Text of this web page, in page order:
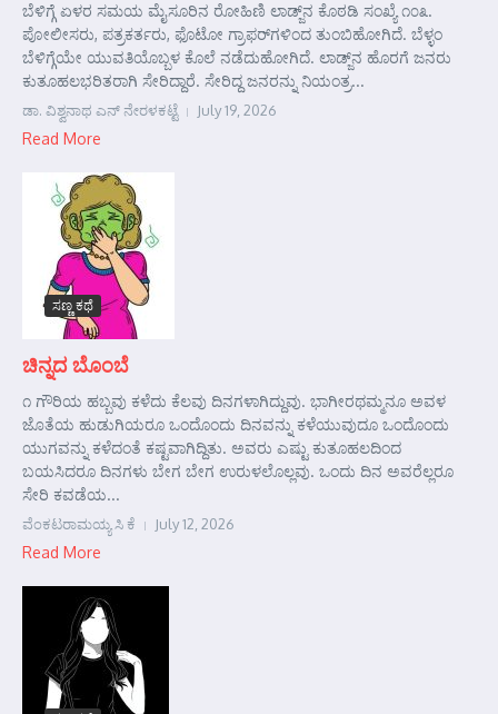
ಬೆಳಿಗ್ಗೆ ಏಳರ ಸಮಯ ಮೈಸೂರಿನ ರೋಹಿಣಿ ಲಾಡ್ಜ್‌ನ ಕೊಠಡಿ ಸಂಖ್ಯೆ ೧೦೩.
ಪೋಲೀಸರು, ಪತ್ರಕರ್ತರು, ಫೊಟೋ ಗ್ರಾಫರ್‌ಗಳಿಂದ ತುಂಬಿಹೋಗಿದೆ. ಬೆಳ್ಳಂ
ಬೆಳಿಗ್ಗೆಯೇ ಯುವತಿಯೊಬ್ಬಳ ಕೊಲೆ ನಡೆದುಹೋಗಿದೆ. ಲಾಡ್ಜ್‌ನ ಹೊರಗೆ ಜನರು
ಕುತೂಹಲಭರಿತರಾಗಿ ಸೇರಿದ್ದಾರೆ. ಸೇರಿದ್ದ ಜನರನ್ನು ನಿಯಂತ್ರ...
ಡಾ. ವಿಶ್ವನಾಥ ಎನ್ ನೇರಳಕಟ್ಟೆ July 19, 2026
Read More
ಸಣ್ಣ ಕಥೆ
ಚಿನ್ನದ ಬೊಂಬೆ
೧ ಗೌರಿಯ ಹಬ್ಬವು ಕಳೆದು ಕೆಲವು ದಿನಗಳಾಗಿದ್ದುವು. ಭಾಗೀರಥಮ್ಮನೂ ಅವಳ
ಜೊತೆಯ ಹುಡುಗಿಯರೂ ಒಂದೊಂದು ದಿನವನ್ನು ಕಳೆಯುವುದೂ ಒಂದೊಂದು
ಯುಗವನ್ನು ಕಳೆದಂತೆ ಕಷ್ಟವಾಗಿದ್ದಿತು. ಅವರು ಎಷ್ಟು ಕುತೂಹಲದಿಂದ
ಬಯಸಿದರೂ ದಿನಗಳು ಬೇಗ ಬೇಗ ಉರುಳಲೊಲ್ಲವು. ಒಂದು ದಿನ ಅವರೆಲ್ಲರೂ
ಸೇರಿ ಕವಡೆಯ...
ವೆಂಕಟರಾಮಯ್ಯ ಸಿ ಕೆ July 12, 2026
Read More